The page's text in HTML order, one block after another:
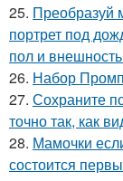
25. Преобразуй
портрет под
пол и
26. Набор
27. Сохраните
точно так, как
28. Мамочки
состоится